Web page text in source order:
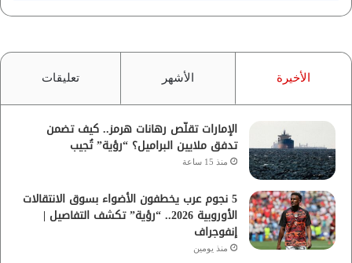
الأخيرة الأشهر تعليقات
الإمارات تقلّص رهانات هرمز.. كيف تضمن
تدفق ملايين البراميل؟ “رؤية” تُجيب
منذ 15 ساعة
5 نجوم عرب يخطفون الأضواء بسوق الانتقالات
الأوروبية 2026.. “رؤية” تكشف التفاصيل |
إنفوجراف
منذ يومين